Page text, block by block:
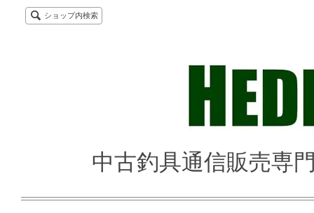
ショップ内検索
中古釣具通信販売専